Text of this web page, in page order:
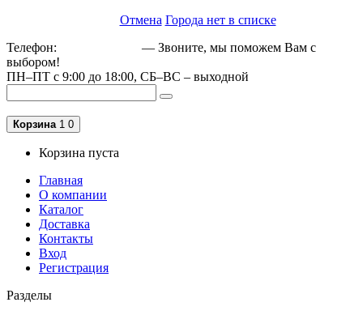
Отмена Города нет в списке
Телефон:
— Звоните, мы поможем Вам с
выбором!
ПН–ПТ с 9:00 до 18:00, СБ–ВС – выходной
Корзина 1 0
Корзина пуста
Главная
О компании
Каталог
Доставка
Контакты
Вход
Регистрация
Разделы